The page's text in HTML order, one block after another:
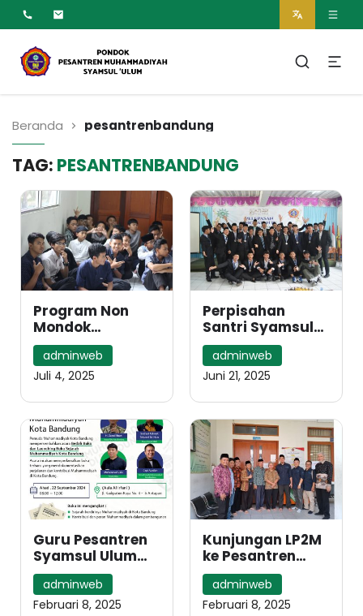
Pesantren Syamsul
Ulum Muhammadiyah
Beranda pesantrenbandung
TAG: PESANTRENBANDUNG
Program Non
Mondok
(Reguler) di
Pesantren
Syamsul Ulum
adminweb
Juli 4, 2025
Perpisahan
Santri Syamsul
Ulum Angkatan
ke-4, Syauqi,
Berjalan Khidmat
adminweb
Juni 21, 2025
Guru Pesantren
Syamsul Ulum
Muhammadiyah
Ini Menjadi
Penulis Sejarah
adminweb
Februari 8, 2025
Kunjungan LP2M
ke Pesantren
Syamsul Ulum
Bandung
adminweb
Februari 8, 2025